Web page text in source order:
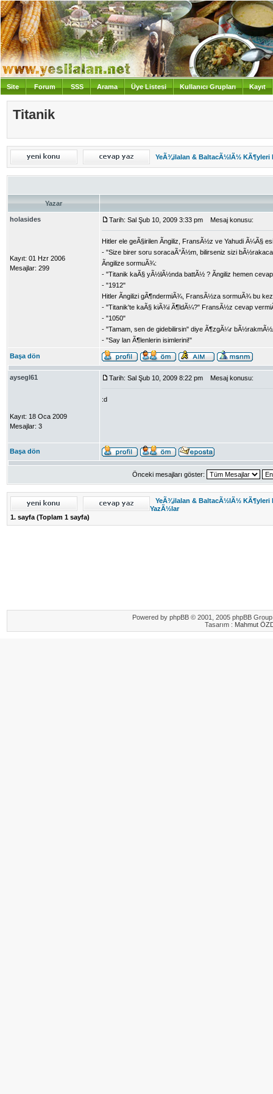
Site Forum SSS Arama Üye Listesi Kullanıcı Grupları Kayıt
Giriş
Titanik
YeÃ¾ilalan & BaltacÃ½lÃ½ KÃ¶yleri
Yazar
holasides
Kayıt: 01 Hzr 2006
Mesajlar: 299
Tarih: Sal Şub 10, 2009 3:33 pm Mesaj konusu:
Hitler ele geÃ§irilen Ãngiliz, FransÃ½z ve Yahudi Ã¼Ã§
- "Size birer soru soracaÃ°Ã½m, bilirseniz sizi
Ãngilize sormuÃ¾:
- "Titanik kaÃ§ yÃ½lÃ½nda battÃ½ ? Ãngiliz hemen
- "1912"
Hitler Ãngilizi gÃ¶ndermiÃ¾, FransÃ½za sormuÃ¾ bu
- "Titanik'te kaÃ§ kiÃ¾i Ã¶ldÃ¼?" FransÃ½z cevap
- "1050"
- "Tamam, sen de gidebilirsin" diye Ã¶zgÃ¼r
- "Say lan Ã¶lenlerin isimlerini!"
Başa dön
aysegl61
Kayıt: 18 Oca 2009
Mesajlar: 3
Tarih: Sal Şub 10, 2009 8:22 pm Mesaj konusu:
:d
Başa dön
Önceki mesajları göster:
YeÃ¾ilalan & BaltacÃ½lÃ½ KÃ¶yleri
YazÃ½lar
1. sayfa (Toplam 1 sayfa)
Powered by phpBB © 2001, 2005 phpBB
Tasarım : Mahmut